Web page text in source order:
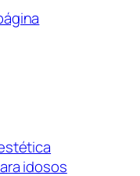
idosos